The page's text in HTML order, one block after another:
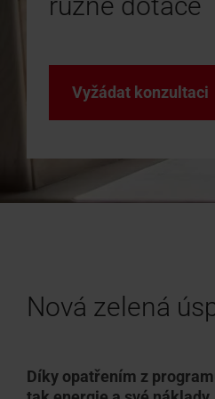
Vyžádat konzultaci
Nová zelená
Díky opatřením z